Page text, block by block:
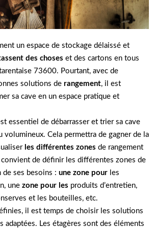
un espace de stockage délaissé et
des choses et des cartons en tous
73600. Pourtant, avec de
solutions de rangement, il est
sa cave en un espace pratique et
essentiel de débarrasser et trier sa cave
volumineux. Cela permettra de gagner de la
les différentes zones de rangement
de définir les différentes zones de
ses besoins : une zone pour les
une zone pour les produits d’entretien,
et les bouteilles, etc.
il est temps de choisir les solutions
adaptées. Les étagères sont des éléments